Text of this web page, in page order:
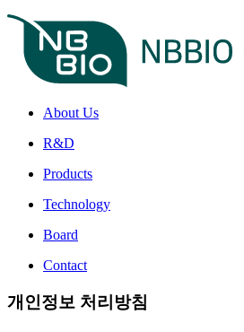
About Us
R&D
Products
Technology
Board
Contact
개인정보 처리방침